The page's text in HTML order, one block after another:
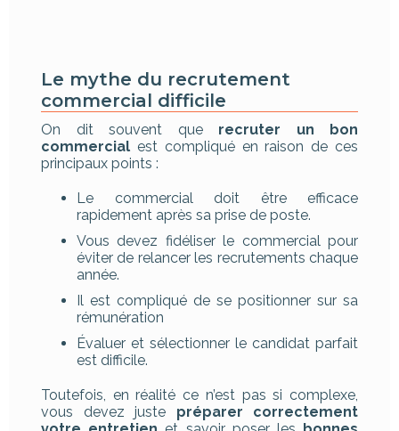
Le mythe du recrutement
commercial difficile
On dit souvent querecruter un bon
commercial est compliqué en raison de ces
principaux points :
Le commercial doit être efficace
rapidement après sa prise de poste.
Vous devez fidéliser le commercial pour
éviter de relancer les recrutements chaque
année.
Il est compliqué de se positionner sur sa
rémunération
Évaluer et sélectionner le candidat parfait
est difficile.
Toutefois, en réalité ce n’est pas si complexe,
vous devez juste préparer correctement